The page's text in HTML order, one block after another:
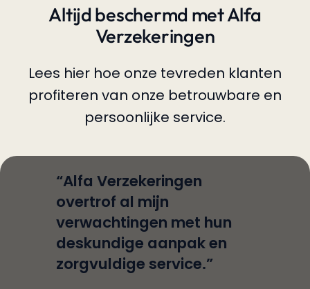
Altijd beschermd met Alfa
Verzekeringen
Lees hier hoe onze tevreden klanten
profiteren van onze betrouwbare en
persoonlijke service.
“Alfa Verzekeringen
overtrof al mijn
verwachtingen met hun
deskundige aanpak en
zorgvuldige service.”